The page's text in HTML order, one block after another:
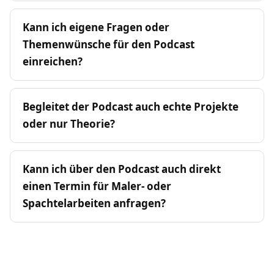
Kann ich eigene Fragen oder
Themenwünsche für den Podcast
einreichen?
Begleitet der Podcast auch echte Projekte
oder nur Theorie?
Kann ich über den Podcast auch direkt
einen Termin für Maler- oder
Spachtelarbeiten anfragen?